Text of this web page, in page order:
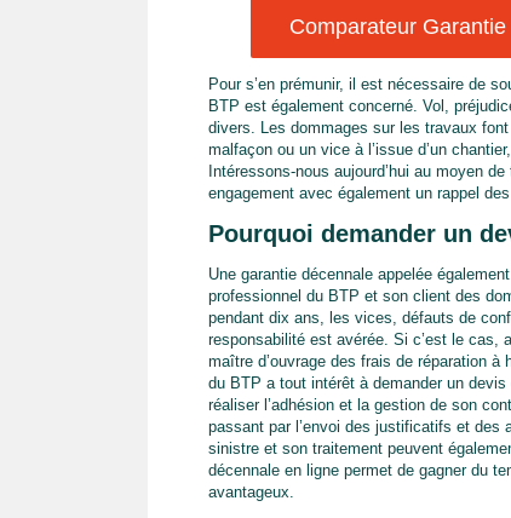
Comparateur
Pour s’en prémunir, il est nécessaire de
BTP est également concerné. Vol,
divers. Les dommages sur les travaux
malfaçon ou un vice à l’issue d’un
Intéressons-nous aujourd’hui au moyen
engagement avec également un rappel
Pourquoi demander un
Une garantie décennale appelée
professionnel du BTP et son client des
pendant dix ans, les vices, défauts de
responsabilité est avérée. Si c’est le cas,
maître d’ouvrage des frais de réparation
du BTP a tout intérêt à demander un
réaliser l’adhésion et la gestion de son
passant par l’envoi des justificatifs et des
sinistre et son traitement peuvent
décennale en ligne permet de gagner du
avantageux.